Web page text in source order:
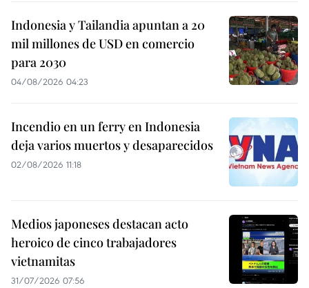
Indonesia y Tailandia apuntan a 20
mil millones de USD en comercio
para 2030
04/08/2026 04:23
Incendio en un ferry en Indonesia
deja varios muertos y desaparecidos
02/08/2026 11:18
Medios japoneses destacan acto
heroico de cinco trabajadores
vietnamitas
31/07/2026 07:56